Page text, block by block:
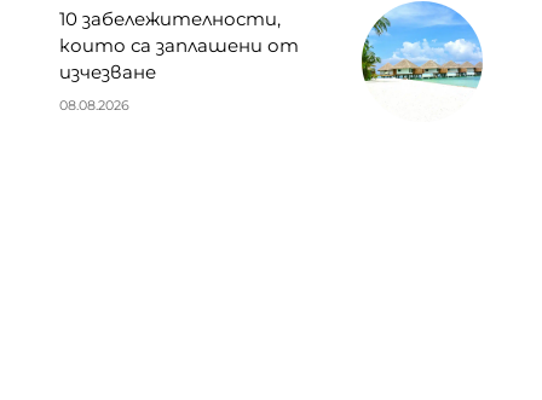
10 забележителности,
които са заплашени от
изчезване
08.08.2026